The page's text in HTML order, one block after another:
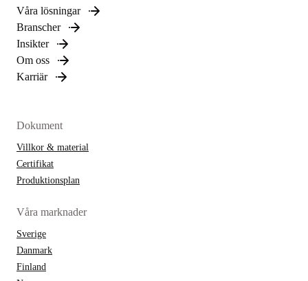
Våra lösningar
Branscher
Insikter
Om oss
Karriär
Dokument
Villkor & material
Certifikat
Produktionsplan
Våra marknader
Sverige
Danmark
Finland